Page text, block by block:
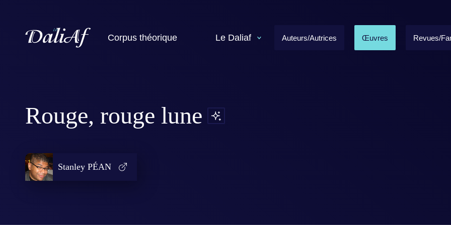
Corpus théorique Le Daliaf Auteurs/Autrices Œuvres Revues/
Rouge, rouge lune
Stanley PÉAN